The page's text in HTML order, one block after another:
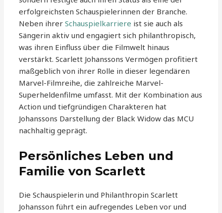
erfolgreichsten Schauspielerinnen der Branche.
Neben ihrerSchauspielkarriere ist sie auch als
Sängerin aktiv und engagiert sich philanthropisch,
was ihren Einfluss über die Filmwelt hinaus
verstärkt. Scarlett Johanssons Vermögen profitiert
maßgeblich von ihrer Rolle in dieser legendären
Marvel-Filmreihe, die zahlreiche Marvel-
Superheldenfilme umfasst. Mit der Kombination aus
Action und tiefgründigen Charakteren hat
Johanssons Darstellung der Black Widow das MCU
nachhaltig geprägt.
Persönliches Leben und
Familie von Scarlett
Die Schauspielerin und Philanthropin Scarlett
Johansson führt ein aufregendes Leben vor und